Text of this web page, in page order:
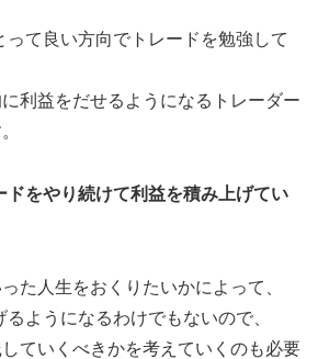
って良い方向でトレードを勉強して
利益をだせるようになるトレーダー
ドをやり続けて利益を積み上げてい
た人生をおくりたいかによって、
ようになるわけでもないので、
ていくべきかを考えていくのも必要